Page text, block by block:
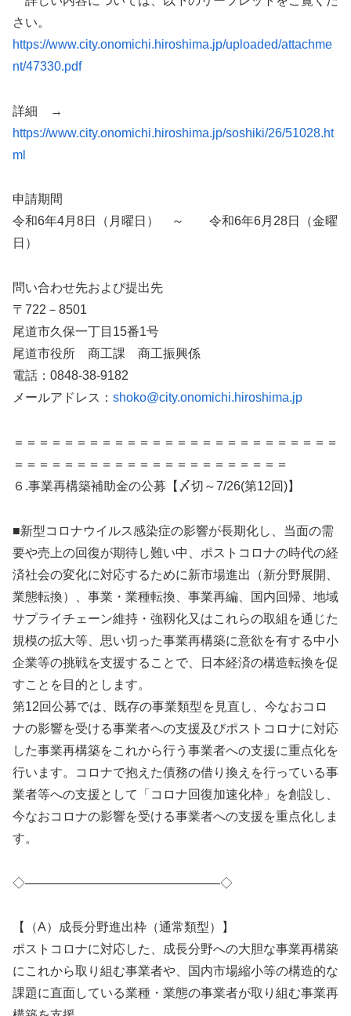
さい。
https://www.city.onomichi.hiroshima.jp/uploaded/attachme
nt/47330.pdf
詳細 →
https://www.city.onomichi.hiroshima.jp/soshiki/26/51028.ht
ml
申請期間
令和6年4月8日（月曜日） ～ 令和6年6月28日（金曜
日）
問い合わせ先および提出先
〒722－8501
尾道市久保一丁目15番1号
尾道市役所 商工課 商工振興係
電話：0848-38-9182
メールアドレス： shoko@city.onomichi.hiroshima.jp
＝＝＝＝＝＝＝＝＝＝＝＝＝＝＝＝＝＝＝＝＝＝＝＝＝＝
＝＝＝＝＝＝＝＝＝＝＝＝＝＝＝＝＝＝＝＝＝＝
６.事業再構築補助金の公募【〆切～7/26(第12回)】
■新型コロナウイルス感染症の影響が長期化し、当面の需
要や売上の回復が期待し難い中、ポストコロナの時代の経
済社会の変化に対応するために新市場進出（新分野展開、
業態転換）、事業・業種転換、事業再編、国内回帰、地域
サプライチェーン維持・強靱化又はこれらの取組を通じた
規模の拡大等、思い切った事業再構築に意欲を有する中小
企業等の挑戦を支援することで、日本経済の構造転換を促
すことを目的とします。
第12回公募では、既存の事業類型を見直し、今なおコロ
ナの影響を受ける事業者への支援及びポストコロナに対応
した事業再構築をこれから行う事業者への支援に重点化を
行います。コロナで抱えた債務の借り換えを行っている事
業者等への支援として「コロナ回復加速化枠」を創設し、
今なおコロナの影響を受ける事業者への支援を重点化しま
す。
◇———————————————–◇
【（A）成長分野進出枠（通常類型）】
ポストコロナに対応した、成長分野への大胆な事業再構築
にこれから取り組む事業者や、国内市場縮小等の構造的な
課題に直面している業種・業態の事業者が取り組む事業再